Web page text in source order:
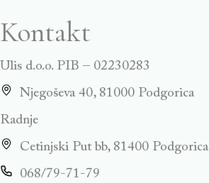
Kontakt
Ulis d.o.o. PIB – 02230283
Njegoševa 40, 81000 Podgorica
Radnje
Cetinjski Put bb, 81400 Podgorica
068/79-71-79